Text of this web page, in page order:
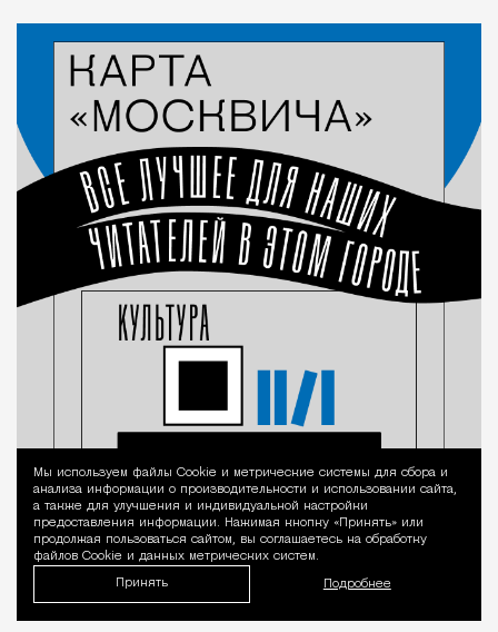
Уведомление
Мы используем файлы Сookie и метрические системы для сбора и
анализа информации о производительности и использовании сайта,
а также для улучшения и индивидуальной настройки
предоставления информации. Нажимая кнопку «Принять» или
продолжая пользоваться сайтом, вы соглашаетесь на обработку
файлов Cookie и данных метрических систем.
Принять Подробнее